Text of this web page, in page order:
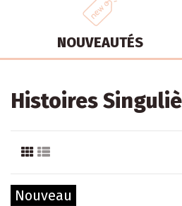
NOUVEAUTÉS
Histoires
Nouveau